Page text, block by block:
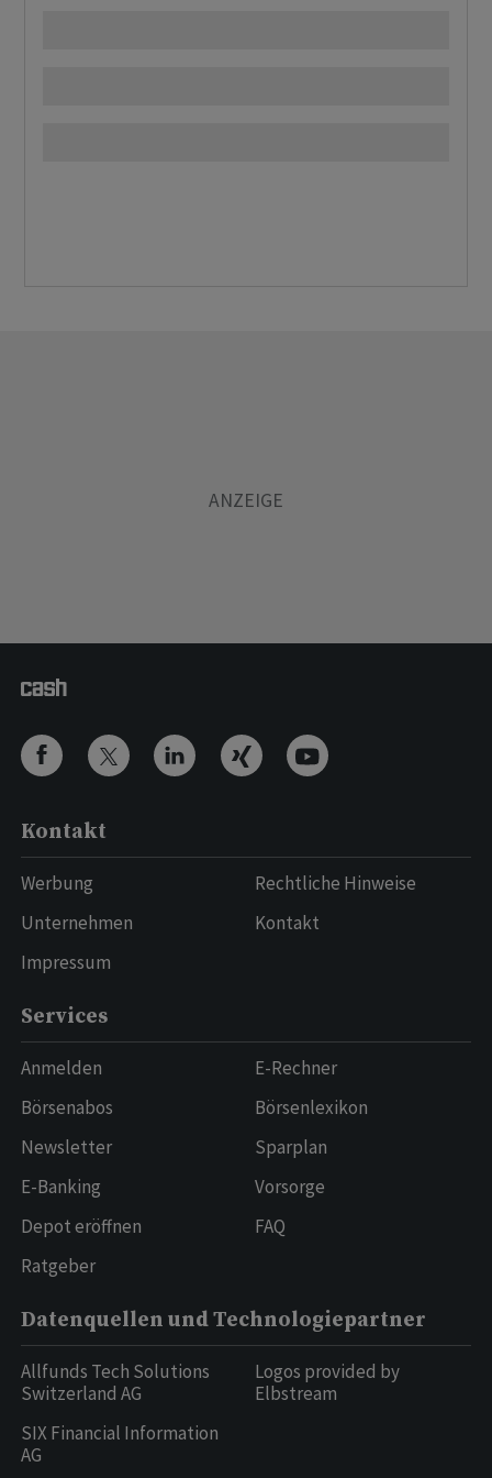
Kontakt
Werbung
Unternehmen
Impressum
Rechtliche Hinweise
Kontakt
Services
Anmelden
Börsenabos
Newsletter
E-Banking
Depot eröffnen
Ratgeber
E-Rechner
Börsenlexikon
Sparplan
Vorsorge
FAQ
Datenquellen und Technologiepartner
Allfunds Tech Solutions
Switzerland AG
SIX Financial Information
AG
Logos provided by
Elbstream